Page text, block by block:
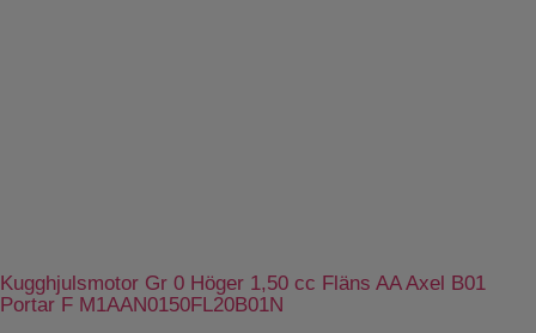
Kugghjulsmotor Gr 0 Höger 1,50 cc Fläns AA Axel B01
Portar F M1AAN0150FL20B01N